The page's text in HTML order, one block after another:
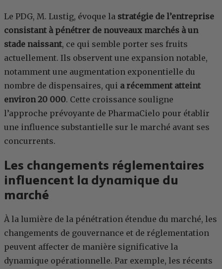
Le PDG, M. Lustig, évoque la stratégie de l’entreprise
consistant à pénétrer de nouveaux marchés à un
stade naissant, ce qui semble porter ses fruits
actuellement. Ils observent une expansion notable,
notamment une augmentation exponentielle du
nombre de dispensaires, qui a récemment atteint
environ 20 000. Cette croissance souligne
l’approche prévoyante de PharmaCielo pour établir
une influence substantielle sur le marché avant ses
concurrents.
Les changements réglementaires
influencent la dynamique du
marché
À la lumière de la pénétration étendue du marché, les
changements de gouvernance et de réglementation
peuvent affecter de manière significative la
dynamique opérationnelle. Par exemple, les récents